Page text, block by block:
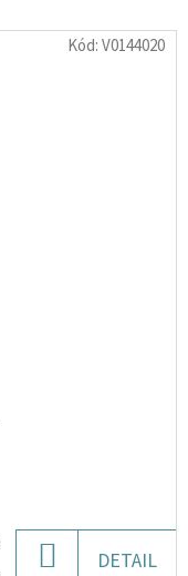
DETAIL
Kód:V0144020